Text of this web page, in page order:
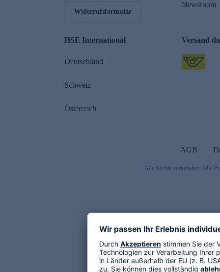
Widerrufsformular
Newsroom
HSE International
Deutschland
Schweiz
Österreich
Versand
AGB
Alle Rechte vorbehalten. Alle